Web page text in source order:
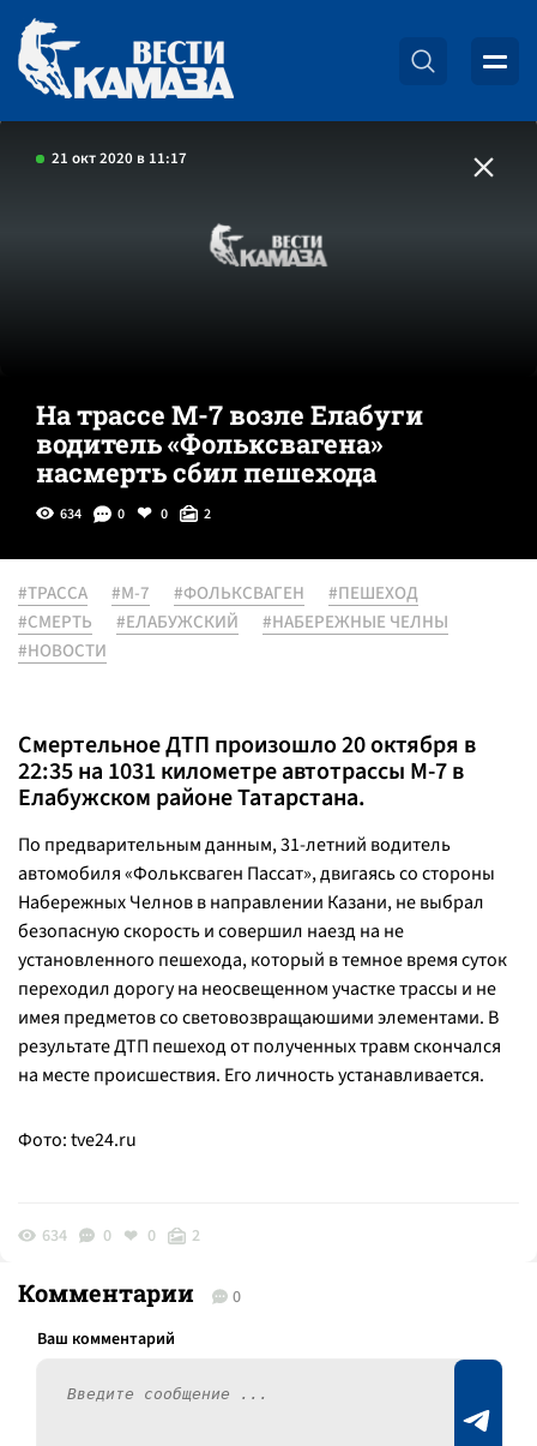
21 окт 2020 в 11:17
На трассе М-7 возле Елабуги
водитель «Фольксвагена»
насмерть сбил пешехода
634 0 0 2
#ТРАССА #М-7 #ФОЛЬКСВАГЕН
#ПЕШЕХОД
#СМЕРТЬ
#ЕЛАБУЖСКИЙ
#НАБЕРЕЖНЫЕ ЧЕЛНЫ
#НОВОСТИ
Смертельное ДТП произошло 20 октября в
22:35 на 1031 километре автотрассы М-7 в
Елабужском районе Татарстана.
По предварительным данным, 31-летний водитель
автомобиля «Фольксваген Пассат», двигаясь со стороны
Набережных Челнов в направлении Казани, не выбрал
безопасную скорость и совершил наезд на не
установленного пешехода, который в темное время суток
переходил дорогу на неосвещенном участке трассы и не
имея предметов со световозвращаюшими элементами. В
результате ДТП пешеход от полученных травм скончался
на месте происшествия. Его личность устанавливается.
Фото:tve24.ru
634 0 0 2
Комментарии 0